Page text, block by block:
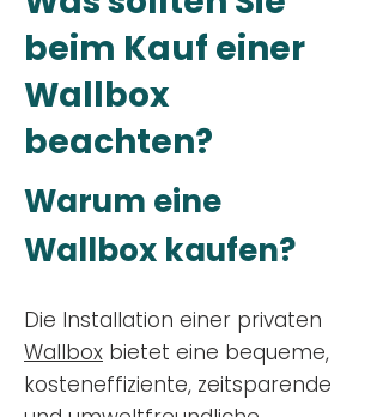
beim Kauf einer
Wallbox
beachten?
Warum eine
Wallbox kaufen?
Die Installation einer privaten
Wallbox bietet eine bequeme,
kosteneffiziente, zeitsparende